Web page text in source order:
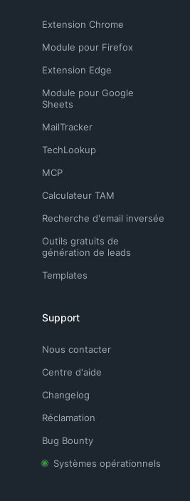
Extension Chrome
Module pour Firefox
Extension Edge
Module pour Google
Sheets
MailTracker
TechLookup
MCP
Calculateur TAM
Recherche d'email inversée
Outils gratuits de
génération de leads
Templates
Support
Nous contacter
Centre d'aide
Changelog
Réclamation
Bug Bounty
Systèmes opérationnels